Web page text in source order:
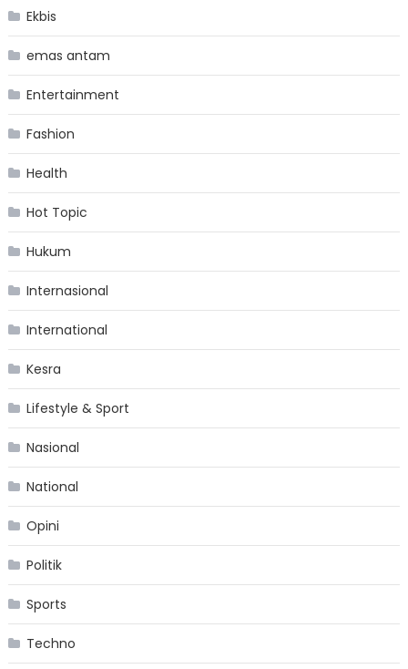
Ekbis
emas antam
Entertainment
Fashion
Health
Hot Topic
Hukum
Internasional
International
Kesra
Lifestyle & Sport
Nasional
National
Opini
Politik
Sports
Techno